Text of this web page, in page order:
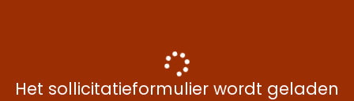
Het sollicitatieformulier wordt geladen